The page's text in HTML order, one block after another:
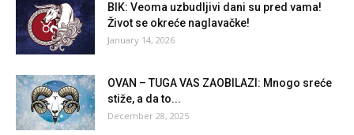
BIK: Veoma uzbudljivi dani su pred vama!
Život se okreće naglavačke!
January 14, 2026
OVAN – TUGA VAS ZAOBILAZI: Mnogo sreće
stiže, a da to...
December 28, 2025